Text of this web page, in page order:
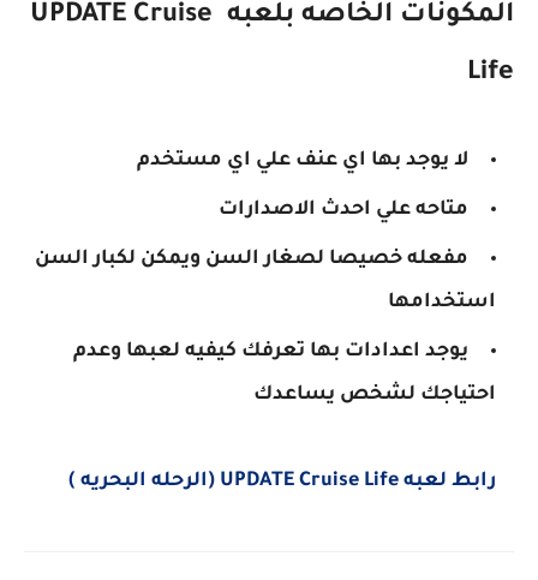
المكونات الخاصه بلعبه UPDATE Cruise
Life
لا يوجد بها اي عنف علي اي مستخدم
متاحه علي احدث الاصدارات
مفعله خصيصا لصغار السن ويمكن لكبار السن
استخدامها
يوجد اعدادات بها تعرفك كيفيه لعبها وعدم
احتياجك لشخص يساعدك
رابط لعبه UPDATE Cruise Life (الرحله البحريه )